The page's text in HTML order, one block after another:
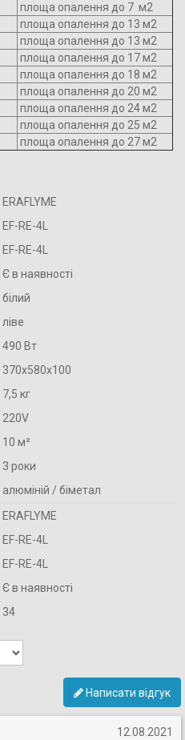
площа опалення до 7 м2
площа опалення до 13 м2
площа опалення до 13 м2
площа опалення до 17 м2
площа опалення до 18 м2
площа опалення до 20 м2
площа опалення до 24 м2
площа опалення до 25 м2
площа опалення до 27 м2
ERAFLYME
EF-RE-4L
EF-RE-4L
Є в наявності
білий
ліве
490 Вт
370х580х100
7,5 кг
220V
10 м²
3 роки
алюміній / біметал
ERAFLYME
EF-RE-4L
EF-RE-4L
Є в наявності
34
Написати відгук
12.08.2021